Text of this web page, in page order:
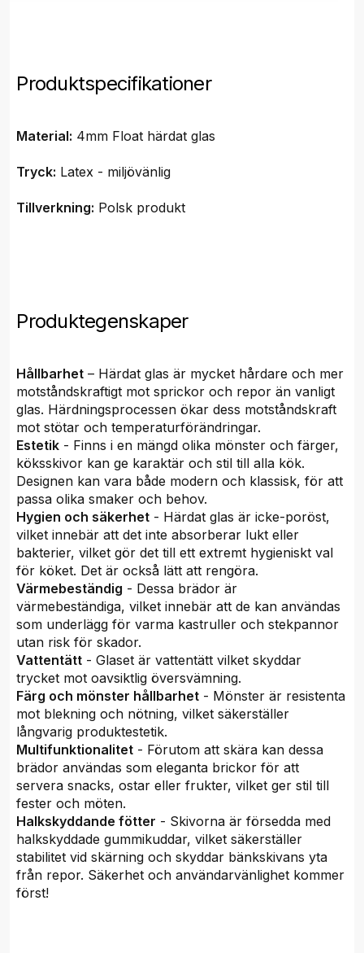
Produktspecifikationer
Material: 4mm Float härdat glas
Tryck: Latex - miljövänlig
Tillverkning: Polsk produkt
Produktegenskaper
Hållbarhet – Härdat glas är mycket hårdare och mer
motståndskraftigt mot sprickor och repor än vanligt
glas. Härdningsprocessen ökar dess motståndskraft
mot stötar och temperaturförändringar.
Estetik - Finns i en mängd olika mönster och färger,
köksskivor kan ge karaktär och stil till alla kök.
Designen kan vara både modern och klassisk, för att
passa olika smaker och behov.
Hygien och säkerhet - Härdat glas är icke-poröst,
vilket innebär att det inte absorberar lukt eller
bakterier, vilket gör det till ett extremt hygieniskt val
för köket. Det är också lätt att rengöra.
Värmebeständig - Dessa brädor är
värmebeständiga, vilket innebär att de kan användas
som underlägg för varma kastruller och stekpannor
utan risk för skador.
Vattentätt - Glaset är vattentätt vilket skyddar
trycket mot oavsiktlig översvämning.
Färg och mönster hållbarhet - Mönster är resistenta
mot blekning och nötning, vilket säkerställer
långvarig produktestetik.
Multifunktionalitet - Förutom att skära kan dessa
brädor användas som eleganta brickor för att
servera snacks, ostar eller frukter, vilket ger stil till
fester och möten.
Halkskyddande fötter - Skivorna är försedda med
halkskyddade gummikuddar, vilket säkerställer
stabilitet vid skärning och skyddar bänkskivans yta
från repor. Säkerhet och användarvänlighet kommer
först!